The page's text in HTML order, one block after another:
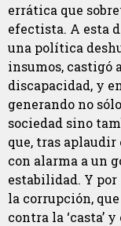
errática que
efectista. A esta
una política
insumos, castigó
discapacidad, y
generando no
sociedad sino
que, tras aplaudir
con alarma a un
estabilidad. Y
la corrupción,
contra la ‘casta’